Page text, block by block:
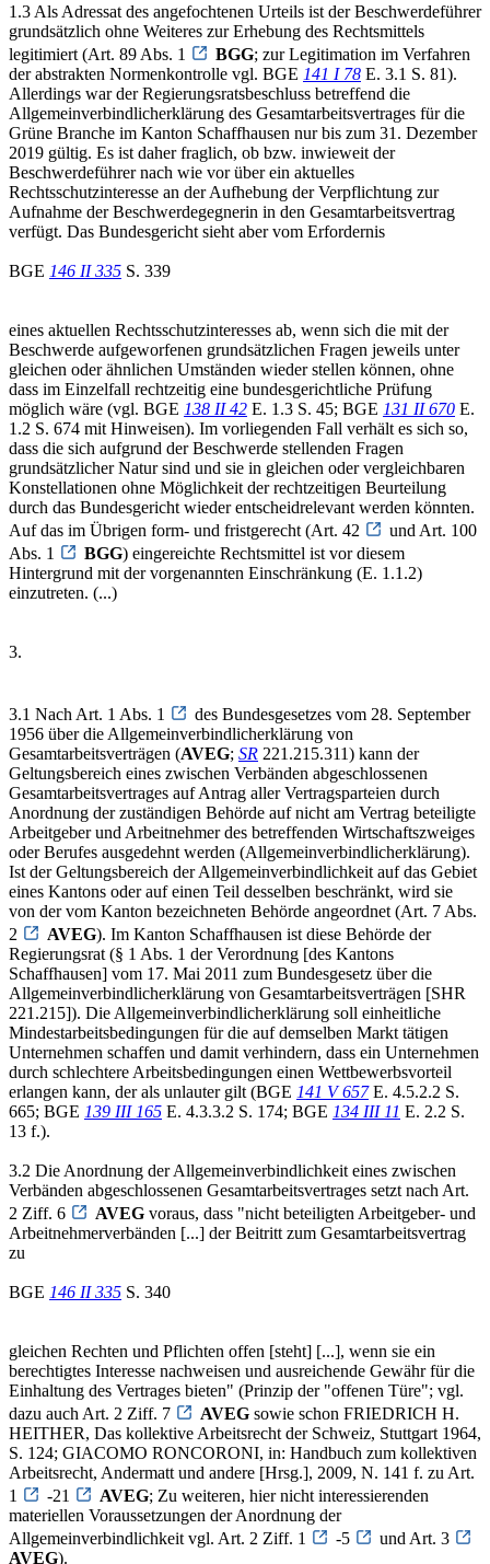
1.3 Als Adressat des angefochtenen Urteils ist der Beschwerdeführer
grundsätzlich ohne Weiteres zur Erhebung des Rechtsmittels
legitimiert (Art. 89 Abs. 1
BGG; zur Legitimation im Verfahren
der abstrakten Normenkontrolle vgl. BGE 141 I 78 E. 3.1 S. 81).
Allerdings war der Regierungsratsbeschluss betreffend die
Allgemeinverbindlicherklärung des Gesamtarbeitsvertrages für die
Grüne Branche im Kanton Schaffhausen nur bis zum 31. Dezember
2019 gültig. Es ist daher fraglich, ob bzw. inwieweit der
Beschwerdeführer nach wie vor über ein aktuelles
Rechtsschutzinteresse an der Aufhebung der Verpflichtung zur
Aufnahme der Beschwerdegegnerin in den Gesamtarbeitsvertrag
verfügt. Das Bundesgericht sieht aber vom Erfordernis
BGE 146 II 335 S. 339
eines aktuellen Rechtsschutzinteresses ab, wenn sich die mit der
Beschwerde aufgeworfenen grundsätzlichen Fragen jeweils unter
gleichen oder ähnlichen Umständen wieder stellen können, ohne
dass im Einzelfall rechtzeitig eine bundesgerichtliche Prüfung
möglich wäre (vgl. BGE 138 II 42 E. 1.3 S. 45; BGE 131 II 670 E.
1.2 S. 674 mit Hinweisen). Im vorliegenden Fall verhält es sich so,
dass die sich aufgrund der Beschwerde stellenden Fragen
grundsätzlicher Natur sind und sie in gleichen oder vergleichbaren
Konstellationen ohne Möglichkeit der rechtzeitigen Beurteilung
durch das Bundesgericht wieder entscheidrelevant werden könnten.
Auf das im Übrigen form- und fristgerecht (Art. 42
und Art. 100
Abs. 1
BGG) eingereichte Rechtsmittel ist vor diesem
Hintergrund mit der vorgenannten Einschränkung (E. 1.1.2)
einzutreten. (...)
3.
3.1 Nach Art. 1 Abs. 1
des Bundesgesetzes vom 28. September
1956 über die Allgemeinverbindlicherklärung von
Gesamtarbeitsverträgen (AVEG; SR 221.215.311) kann der
Geltungsbereich eines zwischen Verbänden abgeschlossenen
Gesamtarbeitsvertrages auf Antrag aller Vertragsparteien durch
Anordnung der zuständigen Behörde auf nicht am Vertrag beteiligte
Arbeitgeber und Arbeitnehmer des betreffenden Wirtschaftszweiges
oder Berufes ausgedehnt werden (Allgemeinverbindlicherklärung).
Ist der Geltungsbereich der Allgemeinverbindlichkeit auf das Gebiet
eines Kantons oder auf einen Teil desselben beschränkt, wird sie
von der vom Kanton bezeichneten Behörde angeordnet (Art. 7 Abs.
2
AVEG). Im Kanton Schaffhausen ist diese Behörde der
Regierungsrat (§ 1 Abs. 1 der Verordnung [des Kantons
Schaffhausen] vom 17. Mai 2011 zum Bundesgesetz über die
Allgemeinverbindlicherklärung von Gesamtarbeitsverträgen [SHR
221.215]). Die Allgemeinverbindlicherklärung soll einheitliche
Mindestarbeitsbedingungen für die auf demselben Markt tätigen
Unternehmen schaffen und damit verhindern, dass ein Unternehmen
durch schlechtere Arbeitsbedingungen einen Wettbewerbsvorteil
erlangen kann, der als unlauter gilt (BGE 141 V 657E. 4.5.2.2 S.
665; BGE 139 III 165 E. 4.3.3.2 S. 174; BGE 134 III 11 E. 2.2 S.
13 f.).
3.2 Die Anordnung der Allgemeinverbindlichkeit eines zwischen
Verbänden abgeschlossenen Gesamtarbeitsvertrages setzt nach Art.
2 Ziff. 6
AVEG voraus, dass "nicht beteiligten Arbeitgeber- und
Arbeitnehmerverbänden [...] der Beitritt zum Gesamtarbeitsvertrag
zu
BGE 146 II 335 S. 340
gleichen Rechten und Pflichten offen [steht] [...], wenn sie ein
berechtigtes Interesse nachweisen und ausreichende Gewähr für die
Einhaltung des Vertrages bieten" (Prinzip der "offenen Türe"; vgl.
dazu auch Art. 2 Ziff. 7
AVEG sowie schon FRIEDRICH H.
HEITHER, Das kollektive Arbeitsrecht der Schweiz, Stuttgart 1964,
S. 124; GIACOMO RONCORONI, in: Handbuch zum kollektiven
Arbeitsrecht, Andermatt und andere [Hrsg.], 2009, N. 141 f. zu Art.
1
-21 AVEG; Zu weiteren, hier nicht interessierenden
materiellen Voraussetzungen der Anordnung der
Allgemeinverbindlichkeit vgl. Art. 2 Ziff. 1
-5
und Art. 3
AVEG).